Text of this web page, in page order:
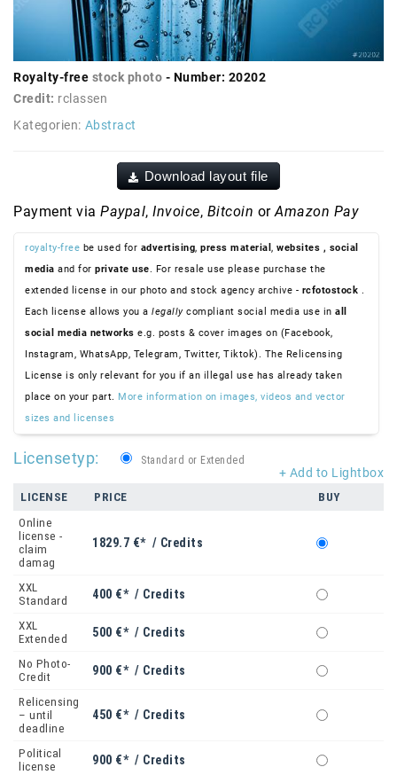
Royalty-free stock photo - Number: 20202
Credit: rclassen
Kategorien: Abstract
Download layout file
Payment via Paypal, Invoice, Bitcoin orAmazon Pay
royalty-free be used for advertising, press material , websites , social
media and for private use. For resale use please purchase the
extended license in our photo and stock agency archive - rcfotostock .
Each license allows you a legallycompliant social media use in all
social media networks e.g. posts & cover images on (Facebook,
Instagram, WhatsApp, Telegram, Twitter, Tiktok). The Relicensing
License is only relevant for you if an illegal use has already taken
place on your part. More information on images, videos and vector
sizes and licenses
+ Add to Lightbox
Licensetyp: Standard or Extended
LICENSE PRICE
BUY
Online
license -
claim
damag
1829.7 €* / Credits
XXL
Standard
400 €* / Credits
XXL
Extended
500 €* / Credits
No Photo-
Credit
900 €* / Credits
Relicensing
– until
deadline
450 €* / Credits
Political
license
900 €* / Credits